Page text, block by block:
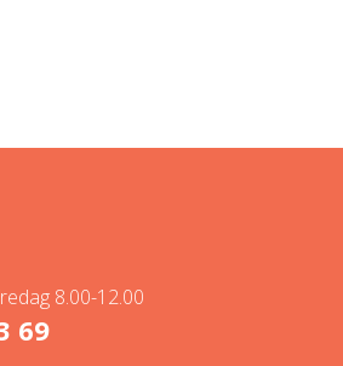
8.00-12.00
69